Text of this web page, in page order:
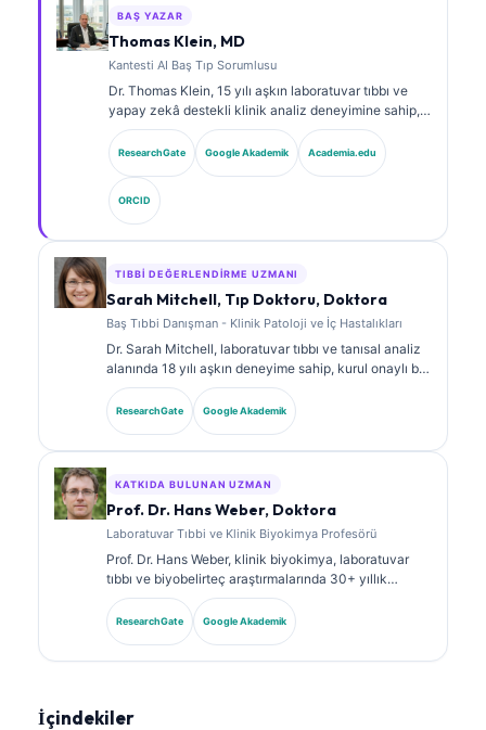
BAŞ YAZAR
Thomas Klein, MD
Kantesti AI Baş Tıp Sorumlusu
Dr. Thomas Klein, 15 yılı aşkın laboratuvar tıbbı ve
yapay zekâ destekli klinik analiz deneyimine sahip,
kurul onaylı bir klinik hematolog ve dâhiliye
uzmanıdır. Kantesti AI bünyesinde Tıbbi Direktör
olarak, tescilli sinir ağının tıbbi doğruluğuna ilişkin
klinik gözetim sağlar. Dr. Klein, biyobelirteç
yorumlanması ve laboratuvar tıbbı konularında
laboratuvar tanılarına ilişkin kapsamlı yayınlar
yapmıştır.
ResearchGate Google Akademik Academia.edu
ORCID
TIBBI DEĞERLENDIRME UZMANI
Sarah Mitchell, Tıp Doktoru, Doktora
Baş Tıbbi Danışman - Klinik Patoloji ve İç Hastalıkları
Dr. Sarah Mitchell, laboratuvar tıbbı ve tanısal analiz
alanında 18 yılı aşkın deneyime sahip, kurul onaylı bir
klinik patologdur. Klinik kimya alanında uzmanlık
sertifikalarına sahiptir ve klinik uygulamada
biyobelirteç panelleri ile laboratuvar analizi üzerine
ResearchGate Google Akademik
KATKIDA BULUNAN UZMAN
Prof. Dr. Hans Weber, Doktora
Laboratuvar Tıbbi ve Klinik Biyokimya Profesörü
Prof. Dr. Hans Weber, klinik biyokimya, laboratuvar
tıbbı ve biyobelirteç araştırmalarında 30+ yıllık
uzmanlığa sahiptir. Alman Klinik Kimya Derneği’nin
eski Başkanıdır; tanısal panel analizi, biyobelirteç
standardizasyonu ve yapay zeka destekli laboratuvar
ResearchGate Google Akademik
İçindekiler